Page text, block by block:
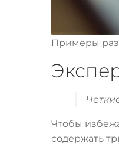
Примеры
Чтобы
содержать